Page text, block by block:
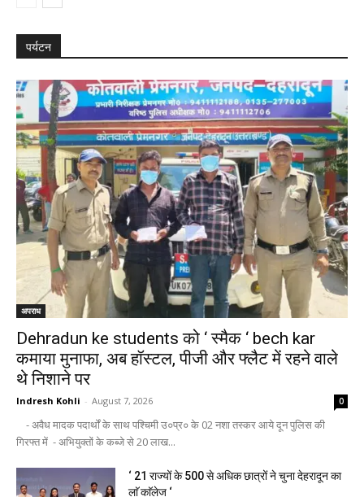
पर्यटन
अपराध
Dehradun ke students को ‘ स्मैक ‘ bech kar
कमाया मुनाफा, अब हॉस्टल, पीजी और फ्लैट में रहने वाले
थे निशाने पर
Indresh Kohli - August 7, 2026 0
- अवैध मादक पदार्थों के साथ पश्चिमी उ०प्र० के 02 नशा तस्कर आये दून पुलिस की
गिरफ्त में - अभियुक्तों के कब्जे से 20 लाख...
‘ 21 राज्यों के 500 से अधिक छात्रों ने चुना देहरादून का
लाॅ काॅलेज ‘